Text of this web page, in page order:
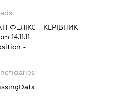
ФЕЛІКС - КЕРІВНИК -
14.11.11
-